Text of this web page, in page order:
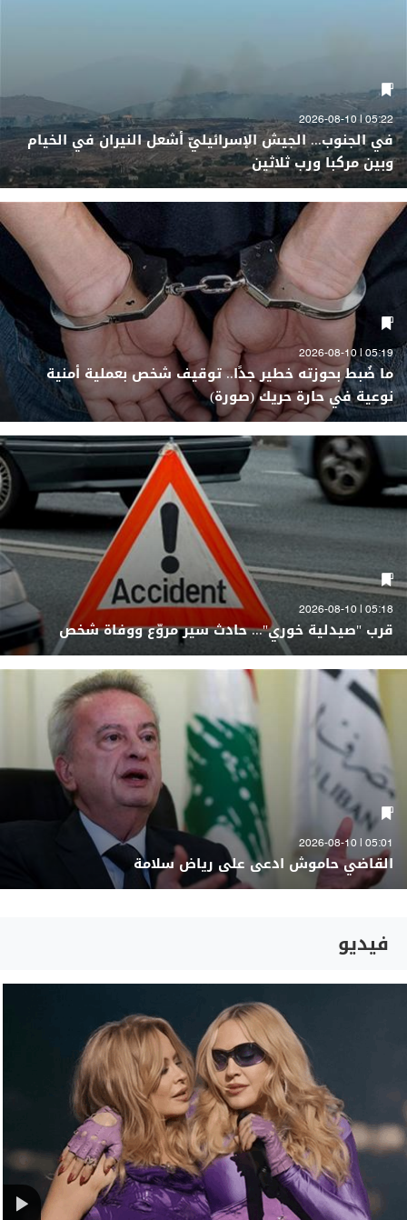
05:22 | 2026-08-10
في الجنوب... الجيش الإسرائيليّ أشعل النيران في الخيام
وبين مركبا ورب ثلاثين
05:19 | 2026-08-10
ما ضُبط بحوزته خطير جدًا.. توقيف شخص بعملية أمنية
نوعية في حارة حريك (صورة)
05:18 | 2026-08-10
قرب "صيدلية خوري"... حادث سير مروّع ووفاة شخص
05:01 | 2026-08-10
القاضي حاموش ادعى على رياض سلامة
فيديو